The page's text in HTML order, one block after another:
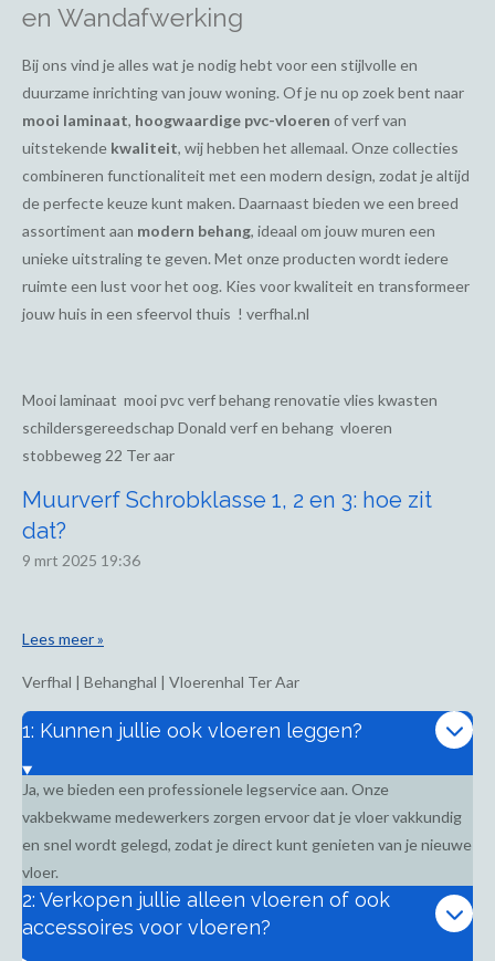
en Wandafwerking
Bij ons vind je alles wat je nodig hebt voor een stijlvolle en
duurzame inrichting van jouw woning. Of je nu op zoek bent naar
mooi laminaat, hoogwaardige pvc-vloeren of verf van
uitstekende kwaliteit, wij hebben het allemaal. Onze collecties
combineren functionaliteit met een modern design, zodat je altijd
de perfecte keuze kunt maken. Daarnaast bieden we een breed
assortiment aan modern behang, ideaal om jouw muren een
unieke uitstraling te geven. Met onze producten wordt iedere
ruimte een lust voor het oog. Kies voor kwaliteit en transformeer
jouw huis in een sfeervol thuis ! verfhal.nl
Mooi laminaat mooi pvc verf behang renovatie vlies kwasten
schildersgereedschap Donald verf en behang vloeren
stobbeweg 22 Ter aar
Muurverf Schrobklasse 1, 2 en 3: hoe zit
dat?
9 mrt 2025 19:36
Lees meer »
Verfhal | Behanghal | Vloerenhal Ter Aar
1: Kunnen jullie ook vloeren leggen?
Ja, we bieden een professionele legservice aan. Onze
vakbekwame medewerkers zorgen ervoor dat je vloer vakkundig
en snel wordt gelegd, zodat je direct kunt genieten van je nieuwe
vloer.
2: Verkopen jullie alleen vloeren of ook
accessoires voor vloeren?